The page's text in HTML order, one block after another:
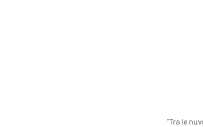
"Tra le